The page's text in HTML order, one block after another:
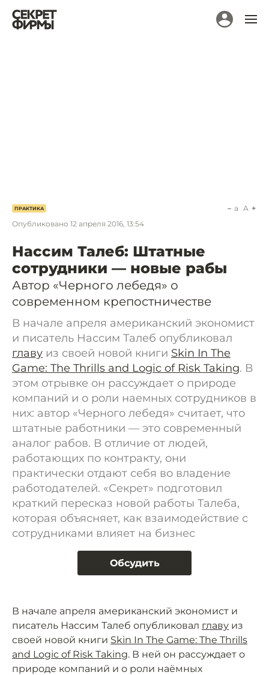
ПРАКТИКА
Опубликовано 12 апреля 2016, 13:54
a A
Нассим Талеб: Штатные
сотрудники — новые рабы
Автор «Черного лебедя» о
современном крепостничестве
В начале апреля американский экономист
и писатель Нассим Талеб опубликовал
главу из своей новой книги Skin In The
Game: The Thrills and Logic of Risk Taking. В
этом отрывке он рассуждает о природе
компаний и о роли наемных сотрудников в
них: автор «Черного лебедя» считает, что
штатные работники — это современный
аналог рабов. В отличие от людей,
работающих по контракту, они
практически отдают себя во владение
работодателей. «Секрет» подготовил
краткий пересказ новой работы Талеба,
которая объясняет, как взаимодействие с
сотрудниками влияет на бизнес
Обсудить
В начале апреля американский экономист и
писатель Нассим Талеб опубликовал главу из
своей новой книги Skin In The Game: The Thrills
and Logic of Risk Taking. В ней он рассуждает о
природе компаний и о роли наёмных